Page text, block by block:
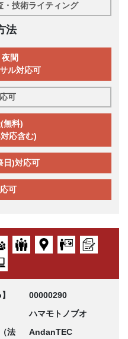
・技術ライティング
法
間
ル対応可
可
無料)
応含む)
日)対応可
可
00000290
ハマモトノブオ
法
AndanTEC